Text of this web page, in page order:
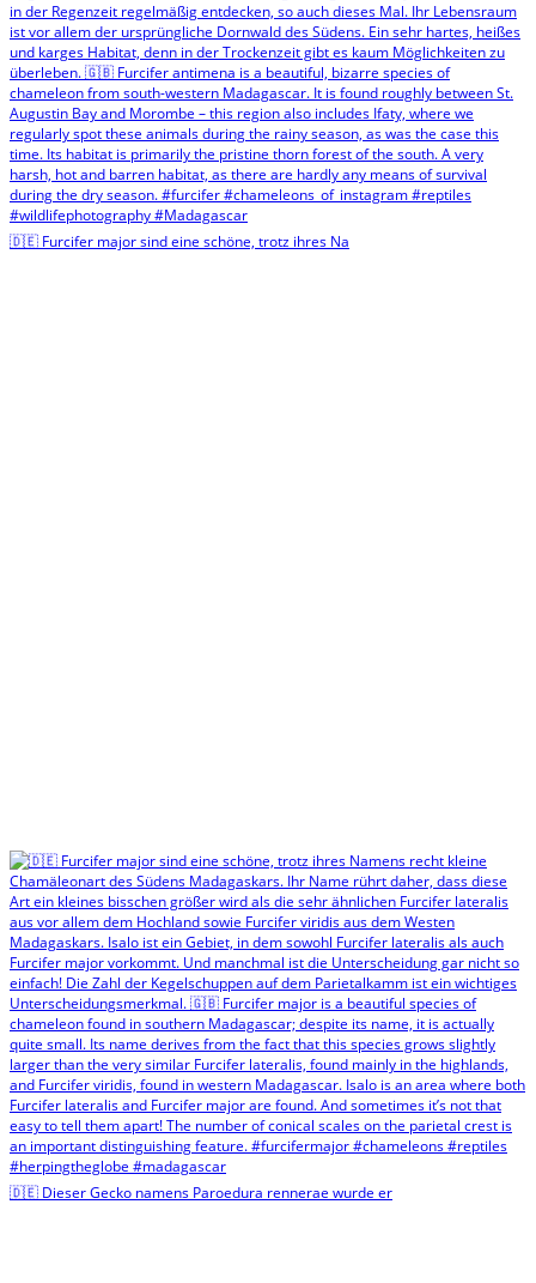
🇩🇪 Furcifer major sind eine schöne, trotz ihres Na
🇩🇪 Dieser Gecko namens Paroedura rennerae wurde er